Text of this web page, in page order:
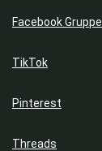
Facebook Gruppe
TikTok
Pinterest
Threads